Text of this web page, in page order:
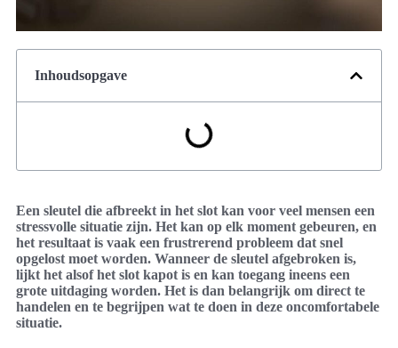
Inhoudsopgave
Een sleutel die afbreekt in het slot kan voor veel mensen een
stressvolle situatie zijn. Het kan op elk moment gebeuren, en
het resultaat is vaak een frustrerend probleem dat snel
opgelost moet worden. Wanneer de sleutel afgebroken is,
lijkt het alsof het slot kapot is en kan toegang ineens een
grote uitdaging worden. Het is dan belangrijk om direct te
handelen en te begrijpen wat te doen in deze oncomfortabele
situatie.